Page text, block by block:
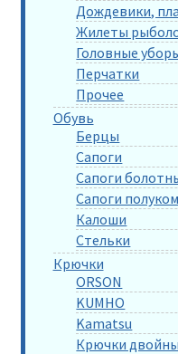
Дождевики,
Жилеты
Головные
Перчатки
Прочее
Обувь
Берцы
Сапоги
Сапоги
Сапоги
Калоши
Стельки
Крючки
ORSON
KUMHO
Kamatsu
Крючки